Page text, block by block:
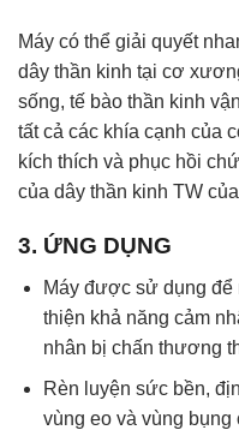
Máy có thể giải quyết
dây thần kinh tại cơ
sống, tế bào thần kinh
tất cả các khía cạnh của
kích thích và phục hồi
của dây thần kinh TW
3. ỨNG DỤNG
Máy được sử dụng để
thiện khả năng cảm
nhân bị chấn thương
Rèn luyện sức bền,
vùng eo và vùng bụng